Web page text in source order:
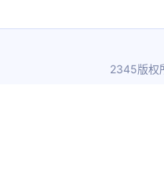
2345版权